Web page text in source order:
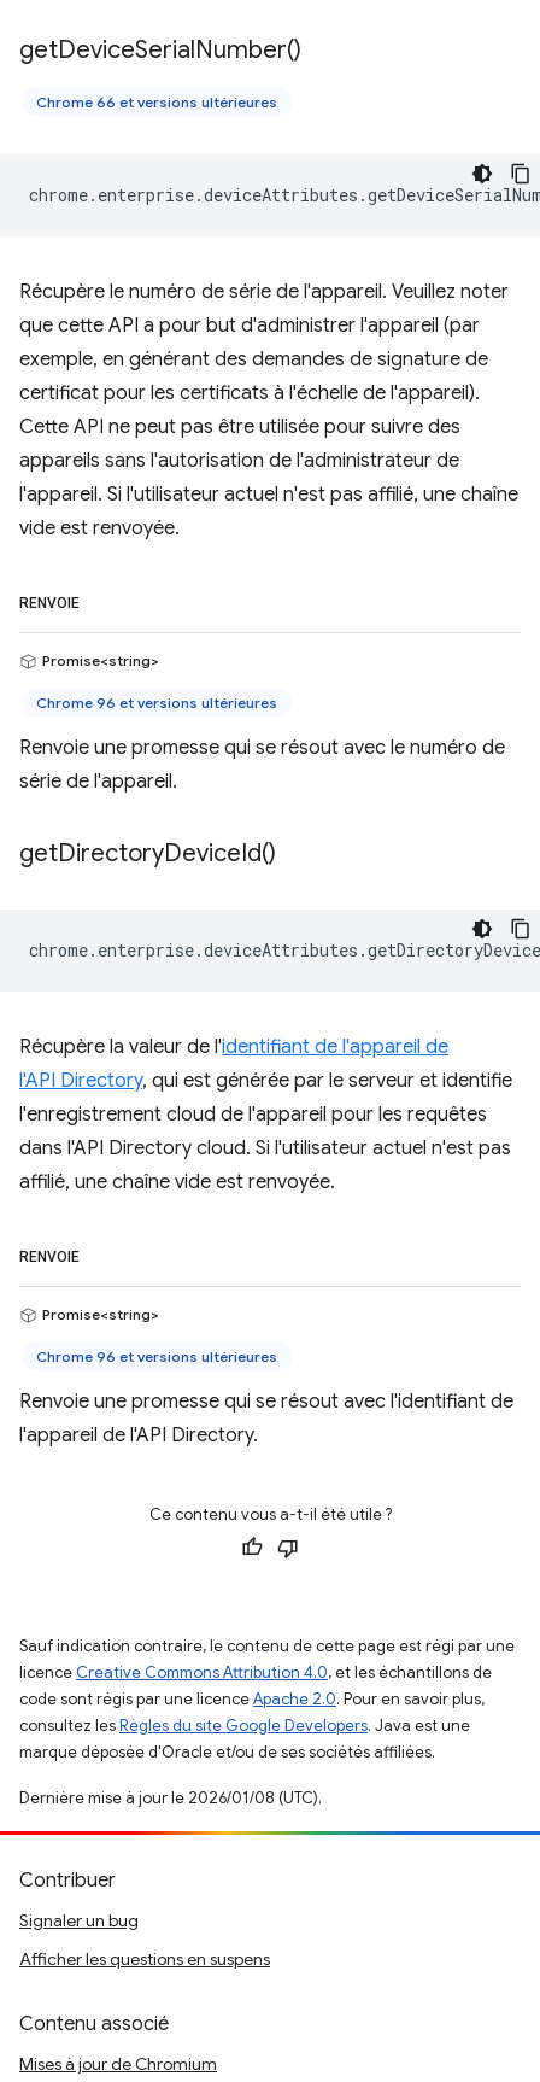
getDeviceSerialNumber()
Chrome 66 et versions ultérieures
chrome. enterprise.deviceAttributes .
Récupère le numéro de série de l'appareil. Veuillez noter
que cette API a pour but d'administrer l'appareil (par
exemple, en générant des demandes de signature de
certificat pour les certificats à l'échelle de l'appareil).
Cette API ne peut pas être utilisée pour suivre des
appareils sans l'autorisation de l'administrateur de
l'appareil. Si l'utilisateur actuel n'est pas affilié, une chaîne
vide est renvoyée.
RENVOIE
Promise<string>
Chrome 96 et versions ultérieures
Renvoie une promesse qui se résout avec le numéro de
série de l'appareil.
getDirectoryDeviceId()
chrome. enterprise.deviceAttributes .
Récupère la valeur de l'identifiant de l'appareil de
l'API Directory, qui est générée par le serveur et identifie
l'enregistrement cloud de l'appareil pour les requêtes
dans l'API Directory cloud. Si l'utilisateur actuel n'est pas
affilié, une chaîne vide est renvoyée.
RENVOIE
Promise<string>
Chrome 96 et versions ultérieures
Renvoie une promesse qui se résout avec l'identifiant de
l'appareil de l'API Directory.
Ce contenu vous a-t-il été utile ?
Sauf indication contraire, le contenu de cette page est régi par une
licence Creative Commons Attribution 4.0, et les échantillons de
code sont régis par une licenceApache 2.0. Pour en savoir plus,
consultez lesRègles du site Google Developers. Java est une
marque déposée d'Oracle et/ou de ses sociétés affiliées.
Dernière mise à jour le 2026/01/08 (UTC).
Contribuer
Signaler un bug
Afficher les questions en suspens
Contenu associé
Mises à jour de Chromium